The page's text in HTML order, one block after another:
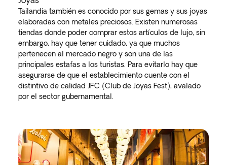
Tailandia también es conocido por sus gemas y sus joyas
elaboradas con metales preciosos. Existen numerosas
tiendas donde poder comprar estos artículos de lujo, sin
embargo, hay que tener cuidado, ya que muchos
pertenecen al mercado negro y son una de las
principales estafas a los turistas. Para evitarlo hay que
asegurarse de que el establecimiento cuente con el
distintivo de calidad JFC (Club de Joyas Fest), avalado
por el sector gubernamental.